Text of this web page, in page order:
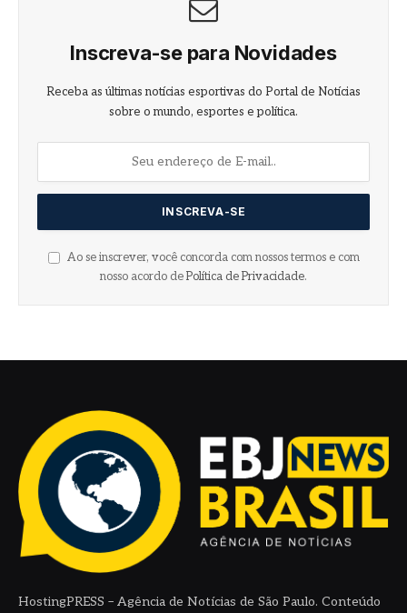
Inscreva-se para Novidades
Receba as últimas notícias esportivas do Portal de Notícias
sobre o mundo, esportes e política.
Ao se inscrever, você concorda com nossos termos e com
nosso acordo de Política de Privacidade.
HostingPRESS – Agência de Notícias de São Paulo. Conteúdo